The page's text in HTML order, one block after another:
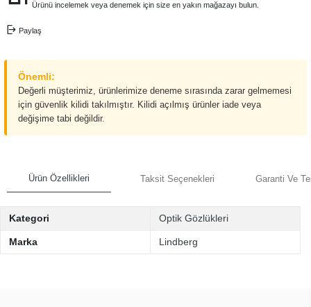
Ürünü incelemek veya denemek için size en yakın mağazayı bulun.
Paylaş
Önemli:
Değerli müşterimiz, ürünlerimize deneme sırasında zarar gelmemesi
için güvenlik kilidi takılmıştır. Kilidi açılmış ürünler iade veya
değişime tabi değildir.
Ürün Özellikleri Taksit Seçenekleri Garanti Ve
Kategori Optik Gözlükleri
Marka Lindberg